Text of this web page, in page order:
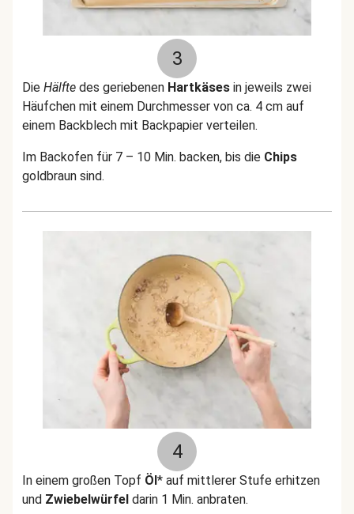
3
Die Hälfte des geriebenen Hartkäses in jeweils zwei
Häufchen mit einem Durchmesser von ca. 4 cm auf
einem Backblech mit Backpapier verteilen.
Im Backofen für 7 – 10 Min. backen, bis die Chips
goldbraun sind.
4
In einem großen Topf Öl* auf mittlerer Stufe erhitzen
und Zwiebelwürfel darin 1 Min. anbraten.